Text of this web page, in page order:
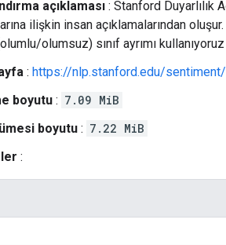
açıklaması : Stanford Duyarlılık
ilişkin insan açıklamalarından
olumsuz) sınıf ayrımı
: https://nlp.stanford.edu/
boyutu : 7.09 MiB
boyutu : 7.22 MiB
: